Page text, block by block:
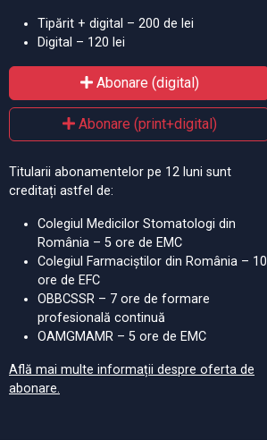
Tipărit + digital – 200 de lei
Digital – 120 lei
Abonare (digital)
Abonare (print+digital)
Titularii abonamentelor pe 12 luni sunt
creditați astfel de:
Colegiul Medicilor Stomatologi din
România – 5 ore de EMC
Colegiul Farmaciștilor din România – 10
ore de EFC
OBBCSSR – 7 ore de formare
profesională continuă
OAMGMAMR – 5 ore de EMC
Află mai multe informații despre oferta de
abonare.